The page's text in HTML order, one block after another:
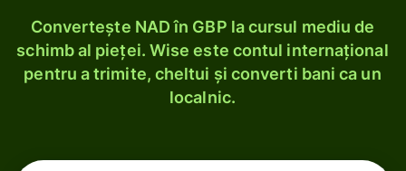
Convertește NAD în GBP la cursul mediu de
schimb al pieței. Wise este contul internațional
pentru a trimite, cheltui și converti bani ca un
localnic.